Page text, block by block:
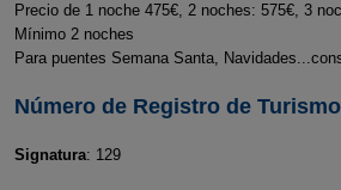
Precio de 1 noche 475€, 2 noches: 575€, 3
Mínimo 2 noches
Para puentes Semana Santa,
Número de Registro de Turismo
Signatura: 129